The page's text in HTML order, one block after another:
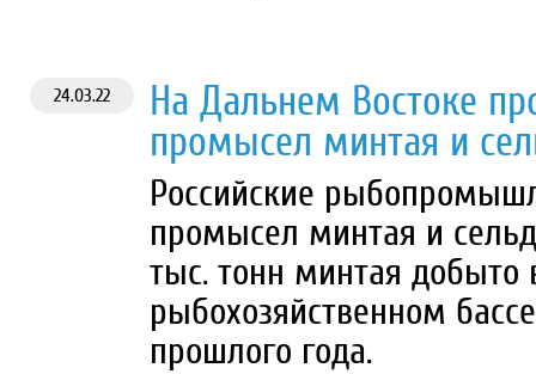
24.03.22
На Дальнем Востоке
промысел минтая и
Российские
промысел минтая и
тыс. тонн минтая добыто
рыбохозяйственном
прошлого года.